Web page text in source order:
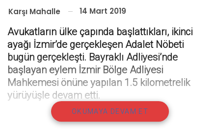
Karşı Mahalle 14 Mart 2019
Avukatların ülke çapında başlattıkları, ikinci
ayağı İzmir’de gerçekleşen Adalet Nöbeti
bugün gerçekleşti. Bayraklı Adliyesi’nde
başlayan eylem İzmir Bölge Adliyesi
Mahkemesi önüne yapılan 1.5 kilometrelik
yürüyüşle devam etti.
Adalet Nöbeti’ne yüzlerce avukat, çok sayıda
OKUMAYA DEVAM ET